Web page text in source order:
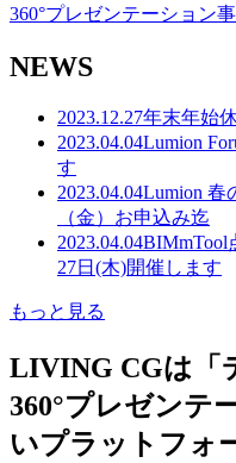
360°プレゼンテーション
NEWS
2023.12.27年末年始
2023.04.04Lumion
す
2023.04.04Lumion 春
（金）お申込み迄
2023.04.04BIMmTool
27日(木)開催します
もっと見る
LIVING CGは「
360°プレゼンテ
いプラットフォ